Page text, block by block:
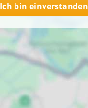
Ich bin einverstanden